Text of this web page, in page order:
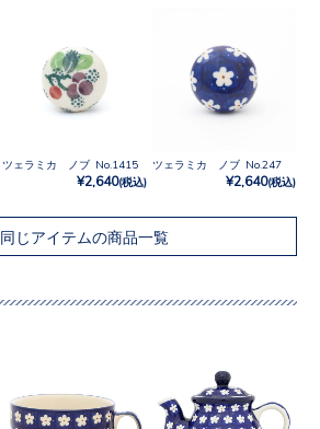
ツェラミカ ノブ No.1415
¥2,640(税込)
ツェラミカ ノブ No.247
¥2,640(税込)
同じアイテムの商品一覧